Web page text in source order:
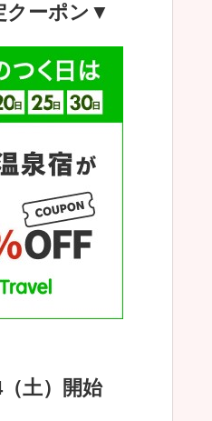
クーポン▼
土）開始